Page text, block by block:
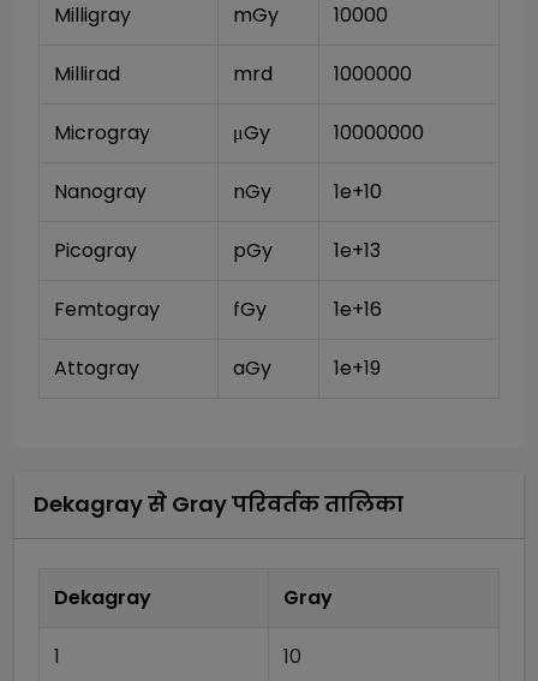
Milligray mGy 10000
Millirad mrd 1000000
Microgray μGy 10000000
Nanogray nGy 1e+10
Picogray pGy 1e+13
Femtogray fGy 1e+16
Attogray aGy 1e+19
Dekagrayसे Grayपरिवर्तक तालिका
Dekagray Gray
1 10